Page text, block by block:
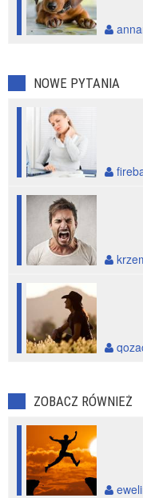
NOWE PYTANIA
ZOBACZ RÓWNIEŻ